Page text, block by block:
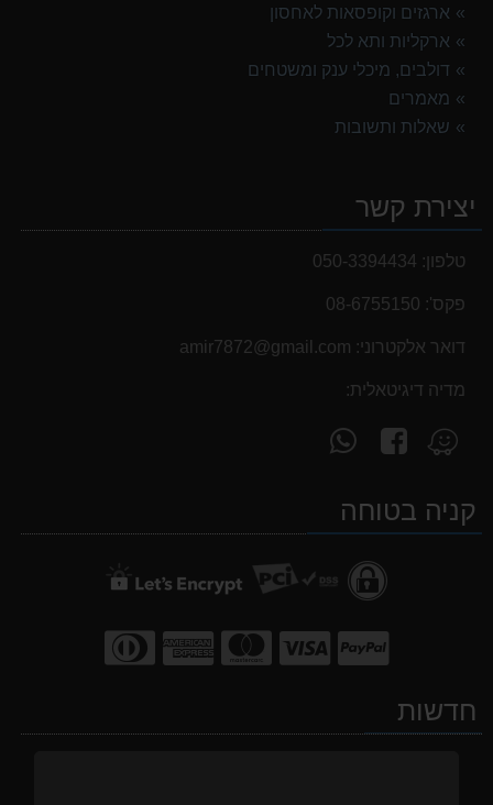
ארגזים וקופסאות לאחסון
ארקליות ותא לכל
דולבים, מיכלי ענק ומשטחים
מאמרים
שאלות ותשובות
יצירת קשר
טלפון: 050-3394434
פקס': 08-6755150
דואר אלקטרוני: ‫amir7872@gmail.com‬
מדיה דיגיטאלית:
מצא
אותנו
Waze
עקוב
אחרינו
facebookקניה בטוחה
חדשות